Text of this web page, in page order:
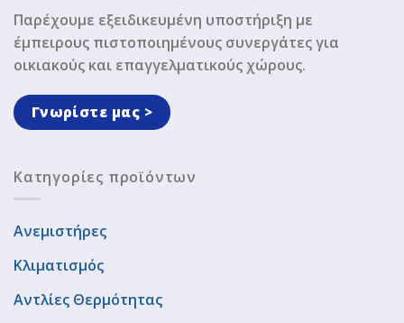
Παρέχουμε εξειδικευμένη υποστήριξη με
έμπειρους πιστοποιημένους συνεργάτες για
οικιακούς και επαγγελματικούς χώρους.
Γνωρίστε μας >
Κατηγορίες προϊόντων
Ανεμιστήρες
Κλιματισμός
Αντλίες Θερμότητας